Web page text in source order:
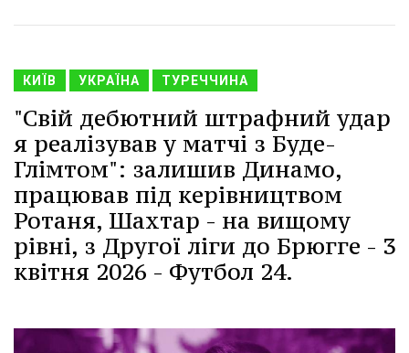
КИЇВ УКРАЇНА ТУРЕЧЧИНА
"Свій дебютний штрафний удар
я реалізував у матчі з Буде-
Глімтом": залишив Динамо,
працював під керівництвом
Ротаня, Шахтар - на вищому
рівні, з Другої ліги до Брюгге - 3
квітня 2026 - Футбол 24.